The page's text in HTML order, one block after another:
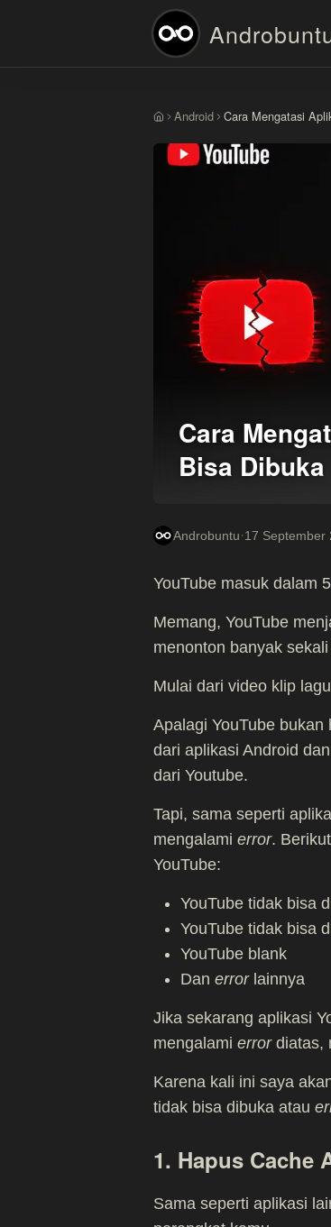
BerandaAndroid Cara Mengatasi
Cara
Bisa Dibuka
Androbuntu·17 September
YouTube masuk dalam
Memang, YouTube
menonton banyak
Mulai dari video klip
Apalagi YouTube
dari aplikasi Android
dari Youtube.
Tapi, sama seperti
mengalami error.
YouTube:
YouTube tidak bisa
YouTube tidak bisa
YouTube blank
Dan errorlainnya
Jika sekarang aplikasi
mengalami errordiatas,
Karena kali ini saya
tidak bisa dibuka atau
1. Hapus Cache
Sama seperti aplikasi